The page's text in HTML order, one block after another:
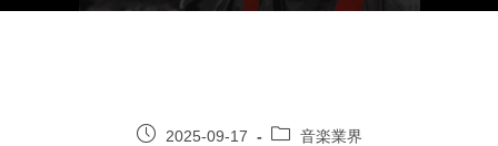
2025-09-17 音楽業界